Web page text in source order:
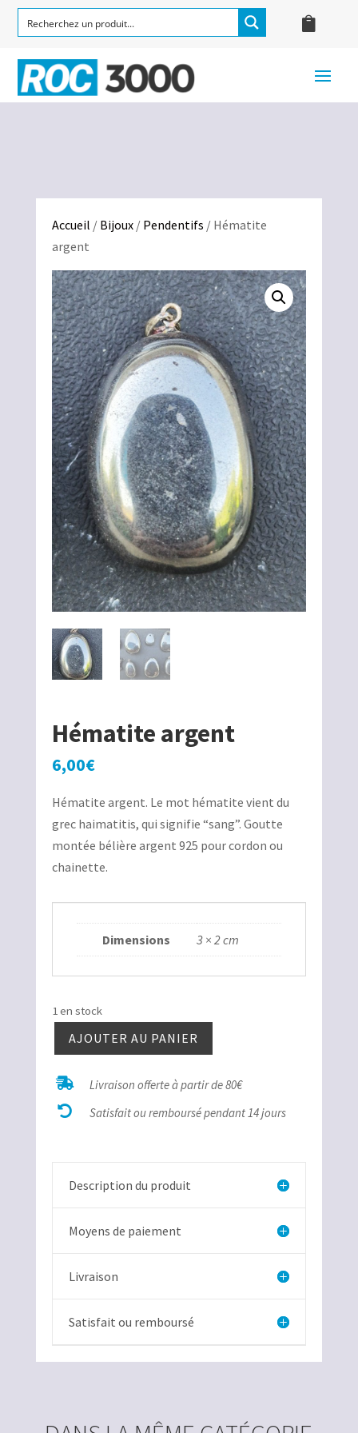
Accueil / Bijoux/ Pendentifs / Hématite
argent
Hématite argent
6,00€
Hématite argent. Le mot hématite vient du
grec haimatitis, qui signifie “sang”. Goutte
montée bélière argent 925 pour cordon ou
chainette.
Dimensions 3 × 2 cm
1 en stock
quantité
Hématite
argent
AJOUTER AU PANIER
 Livraison offerte à partir de 80€
 Satisfait ou remboursé pendant 14 jours
Description du produit
Moyens de paiement
Livraison
Satisfait ou remboursé